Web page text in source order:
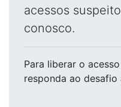
acessos
conosco.
Para liberar o acesso
responda ao desafio